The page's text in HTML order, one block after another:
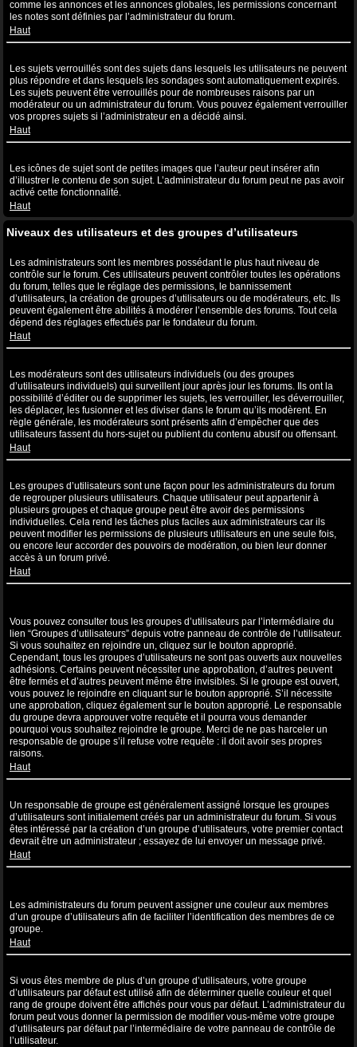
comme les annonces et les annonces globales, les permissions concernant
les notes sont définies par l’administrateur du forum.
Haut
Les sujets verrouillés sont des sujets dans lesquels les utilisateurs ne peuvent
plus répondre et dans lesquels les sondages sont automatiquement expirés.
Les sujets peuvent être verrouillés pour de nombreuses raisons par un
modérateur ou un administrateur du forum. Vous pouvez également verrouiller
vos propres sujets si l’administrateur en a décidé ainsi.
Haut
Les icônes de sujet sont de petites images que l’auteur peut insérer afin
d’illustrer le contenu de son sujet. L’administrateur du forum peut ne pas avoir
activé cette fonctionnalité.
Haut
Niveaux des utilisateurs et des groupes d’utilisateurs
Les administrateurs sont les membres possédant le plus haut niveau de
contrôle sur le forum. Ces utilisateurs peuvent contrôler toutes les opérations
du forum, telles que le réglage des permissions, le bannissement
d’utilisateurs, la création de groupes d’utilisateurs ou de modérateurs, etc. Ils
peuvent également être abilités à modérer l’ensemble des forums. Tout cela
dépend des réglages effectués par le fondateur du forum.
Haut
Les modérateurs sont des utilisateurs individuels (ou des groupes
d’utilisateurs individuels) qui surveillent jour après jour les forums. Ils ont la
possibilité d’éditer ou de supprimer les sujets, les verrouiller, les déverrouiller,
les déplacer, les fusionner et les diviser dans le forum qu’ils modèrent. En
règle générale, les modérateurs sont présents afin d’empêcher que des
utilisateurs fassent du hors-sujet ou publient du contenu abusif ou offensant.
Haut
Les groupes d’utilisateurs sont une façon pour les administrateurs du forum
de regrouper plusieurs utilisateurs. Chaque utilisateur peut appartenir à
plusieurs groupes et chaque groupe peut être avoir des permissions
individuelles. Cela rend les tâches plus faciles aux administrateurs car ils
peuvent modifier les permissions de plusieurs utilisateurs en une seule fois,
ou encore leur accorder des pouvoirs de modération, ou bien leur donner
accès à un forum privé.
Haut
Vous pouvez consulter tous les groupes d’utilisateurs par l’intermédiaire du
lien “Groupes d’utilisateurs” depuis votre panneau de contrôle de l’utilisateur.
Si vous souhaitez en rejoindre un, cliquez sur le bouton approprié.
Cependant, tous les groupes d’utilisateurs ne sont pas ouverts aux nouvelles
adhésions. Certains peuvent nécessiter une approbation, d’autres peuvent
être fermés et d’autres peuvent même être invisibles. Si le groupe est ouvert,
vous pouvez le rejoindre en cliquant sur le bouton approprié. S’il nécessite
une approbation, cliquez également sur le bouton approprié. Le responsable
du groupe devra approuver votre requête et il pourra vous demander
pourquoi vous souhaitez rejoindre le groupe. Merci de ne pas harceler un
responsable de groupe s’il refuse votre requête : il doit avoir ses propres
raisons.
Haut
Un responsable de groupe est généralement assigné lorsque les groupes
d’utilisateurs sont initialement créés par un administrateur du forum. Si vous
êtes intéressé par la création d’un groupe d’utilisateurs, votre premier contact
devrait être un administrateur ; essayez de lui envoyer un message privé.
Haut
Les administrateurs du forum peuvent assigner une couleur aux membres
d’un groupe d’utilisateurs afin de faciliter l’identification des membres de ce
groupe.
Haut
Si vous êtes membre de plus d’un groupe d’utilisateurs, votre groupe
d’utilisateurs par défaut est utilisé afin de déterminer quelle couleur et quel
rang de groupe doivent être affichés pour vous par défaut. L’administrateur du
forum peut vous donner la permission de modifier vous-même votre groupe
d’utilisateurs par défaut par l’intermédiaire de votre panneau de contrôle de
l’utilisateur.